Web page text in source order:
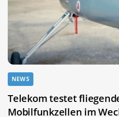
NEWS
Telekom testet
Mobilfunkzellen im